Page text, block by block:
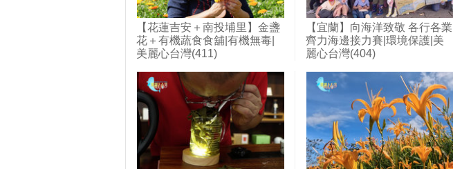
【花蓮吉安＋南投埔里】金盞
花＋有機蔬食食舖|有機無毒|
美麗心台灣(411)
【宜蘭】向海洋致敬 各行各業
齊力海邊接力賽|環境保護|美
麗心台灣(404)